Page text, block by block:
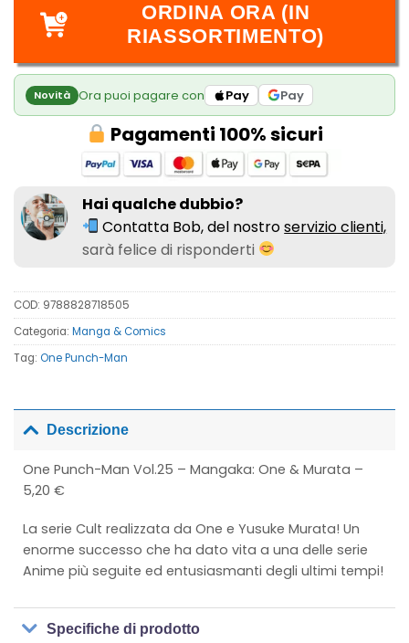
ORDINA ORA (IN
RIASSORTIMENTO)
Novità Ora puoi pagare con Pay Pay
Pagamenti 100% sicuri
Hai qualche dubbio?
Contatta Bob, del nostroservizio clienti,
sarà felice di risponderti
COD: 9788828718505
Categoria: Manga & Comics
Tag: One Punch-Man
Descrizione
One Punch-Man Vol.25 – Mangaka: One & Murata –
5,20 €
La serie Cult realizzata da One e Yusuke Murata! Un
enorme successo che ha dato vita a una delle serie
Anime più seguite ed entusiasmanti degli ultimi tempi!
Specifiche di prodotto